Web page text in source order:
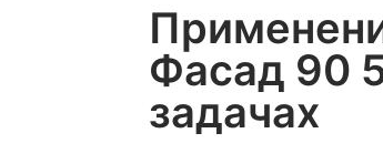
Фасад 90
задачах